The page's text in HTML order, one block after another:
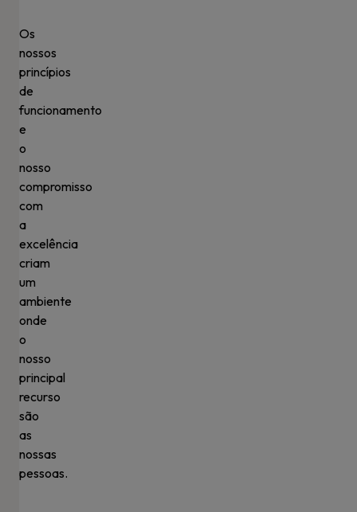
Os
nossos
princípios
de
funcionamento
e
o
nosso
compromisso
com
a
excelência
criam
um
ambiente
onde
o
nosso
principal
recurso
são
as
nossas
pessoas.